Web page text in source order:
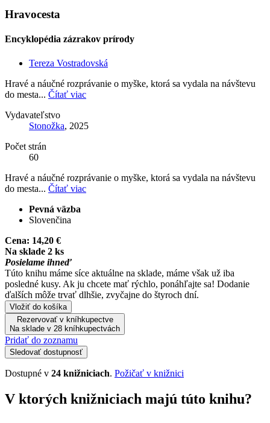
Hravocesta
Encyklopédia zázrakov prírody
Tereza Vostradovská
Hravé a náučné rozprávanie o myške, ktorá sa vydala na návštevu
do mesta... Čítať viac
Vydavateľstvo
Stonožka, 2025
Počet strán
60
Hravé a náučné rozprávanie o myške, ktorá sa vydala na návštevu
do mesta... Čítať viac
Pevná väzba
Slovenčina
Cena: 14,20 €
Na sklade 2 ks
Posielame ihneď
Túto knihu máme síce aktuálne na sklade, máme však už iba
posledné kusy. Ak ju chcete mať rýchlo, ponáhľajte sa! Dodanie
ďalších môže trvať dlhšie, zvyčajne do štyroch dní.
Vložiť do košíka
Rezervovať v kníhkupectve
Na sklade v 28 kníhkupectvách
Pridať do zoznamu
Sledovať dostupnosť
Dostupné v 24 knižniciach. Požičať v knižnici
V ktorých knižniciach majú túto knihu?